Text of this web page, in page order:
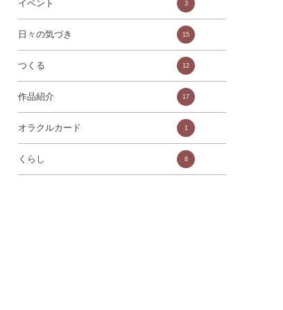
イベント 3
日々の気づき 15
つくる 12
作品紹介 17
オラクルカード 1
くらし 8